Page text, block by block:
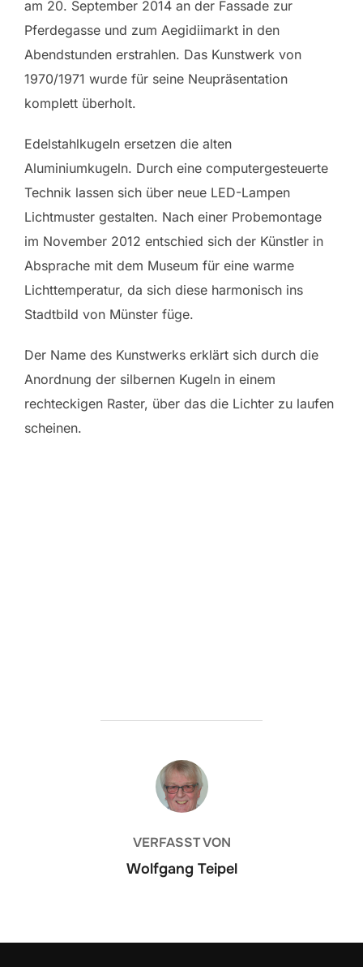
am 20. September 2014 an der Fassade zur
Pferdegasse und zum Aegidiimarkt in den
Abendstunden erstrahlen. Das Kunstwerk von
1970/1971 wurde für seine Neupräsentation
komplett überholt.
Edelstahlkugeln ersetzen die alten
Aluminiumkugeln. Durch eine computergesteuerte
Technik lassen sich über neue LED-Lampen
Lichtmuster gestalten. Nach einer Probemontage
im November 2012 entschied sich der Künstler in
Absprache mit dem Museum für eine warme
Lichttemperatur, da sich diese harmonisch ins
Stadtbild von Münster füge.
Der Name des Kunstwerks erklärt sich durch die
Anordnung der silbernen Kugeln in einem
rechteckigen Raster, über das die Lichter zu laufen
scheinen.
BEITRAGSAUTOR
VERFASST VON
Wolfgang Teipel